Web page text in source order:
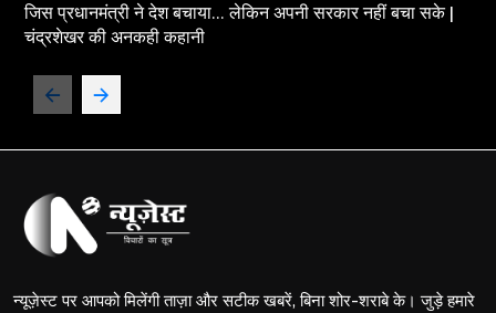
जिस प्रधानमंत्री ने देश बचाया... लेकिन अपनी सरकार नहीं बचा सके |
चंद्रशेखर की अनकही कहानी
न्यूज़ेस्ट पर आपको मिलेंगी ताज़ा और सटीक खबरें, बिना शोर-शराबे के। जुड़े हमारे